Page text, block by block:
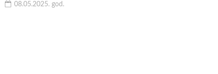
08.05.2025. god.